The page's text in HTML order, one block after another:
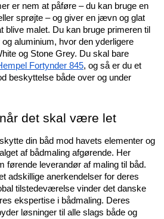
er nem at påføre – du kan bruge en
sprøjte – og giver en jævn og glat
blive malet. Du kan bruge primeren til
aluminium, hvor den yderligere
og Stone Grey. Du skal bare
Fortynder 845, og så er du et
beskyttelse både over og under
det skal være let
din båd mod havets elementer og
af bådmaling afgørende. Her
førende leverandør af maling til båd.
adskillige anerkendelser for deres
tilstedeværelse vinder det danske
ekspertise i bådmaling. Deres
løsninger til alle slags både og